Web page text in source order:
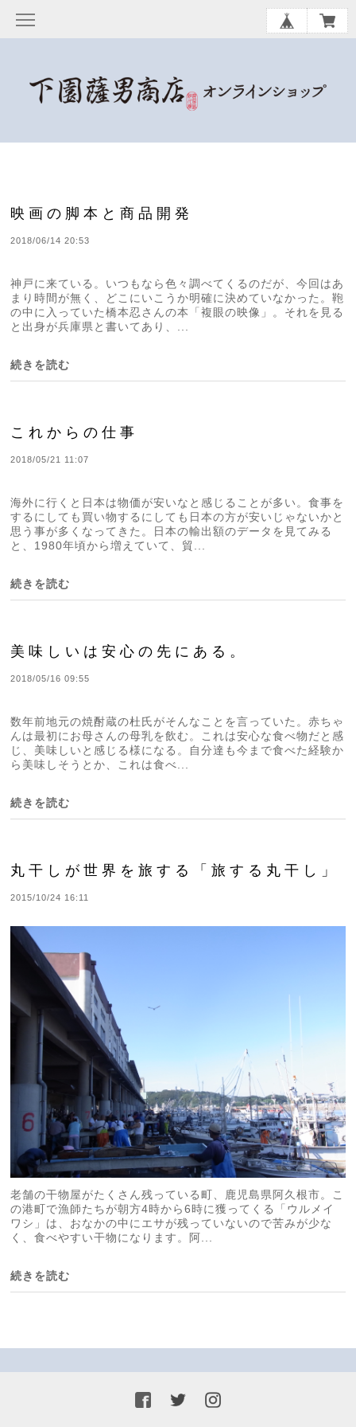
映画の脚本と商品開発
2018/06/14 20:53
神戸に来ている。いつもなら色々調べてくるのだが、今回はあ
まり時間が無く、どこにいこうか明確に決めていなかった。鞄
の中に入っていた橋本忍さんの本「複眼の映像」。それを見る
と出身が兵庫県と書いてあり、...
続きを読む
これからの仕事
2018/05/21 11:07
海外に行くと日本は物価が安いなと感じることが多い。食事を
するにしても買い物するにしても日本の方が安いじゃないかと
思う事が多くなってきた。日本の輸出額のデータを見てみる
と、1980年頃から増えていて、貿...
続きを読む
美味しいは安心の先にある。
2018/05/16 09:55
数年前地元の焼酎蔵の杜氏がそんなことを言っていた。赤ちゃ
んは最初にお母さんの母乳を飲む。これは安心な食べ物だと感
じ、美味しいと感じる様になる。自分達も今まで食べた経験か
ら美味しそうとか、これは食べ...
続きを読む
丸干しが世界を旅する「旅する丸干し」
2015/10/24 16:11
老舗の干物屋がたくさん残っている町、鹿児島県阿久根市。こ
の港町で漁師たちが朝方4時から6時に獲ってくる「ウルメイ
ワシ」は、おなかの中にエサが残っていないので苦みが少な
く、食べやすい干物になります。阿...
続きを読む